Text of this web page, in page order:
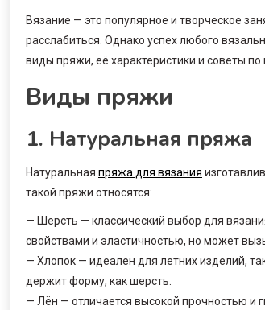
Вязание — это популярное и творческое
расслабиться. Однако успех любого
виды пряжи, её характеристики и советы
Виды пряжи
1. Натуральная пряжа
Натуральная пряжа для вязания
такой пряжи относятся:
— Шерсть — классический выбор для
свойствами и эластичностью, но может
— Хлопок — идеален для летних изделий,
держит форму, как шерсть.
— Лён — отличается высокой прочностью и